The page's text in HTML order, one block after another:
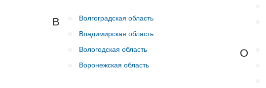
В
Волгоградская область
Владимирская область
Вологодская область
Воронежская область
О